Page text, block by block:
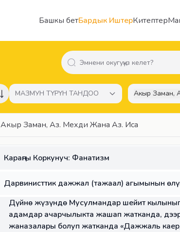
Башкы бетБардык ИштерКитептер
МАЗМУН ТҮРҮН ТАНДОО Акыр Заман,
Акыр Заман, Аз. Мехди Жана Аз. Иса
Караңгы Коркунуч: Фанатизм
Дарвинисттик дажжал (тажаал) агымынын
Дүйнө жүзүндө Мусулмандар шейит
адамдар ачарчылыкта жашап жатканда,
жаназалары болуп жатканда «Дажжаль